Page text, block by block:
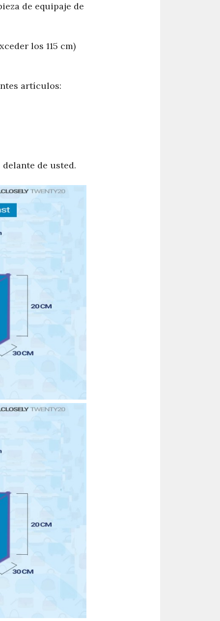
de equipaje de
los 115 cm)
artículos:
de usted.